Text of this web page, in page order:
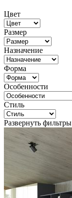
Цвет
Размер
Назначение
Форма
Особенности
Стиль
Развернуть фильтры